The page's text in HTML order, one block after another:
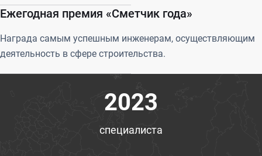
Ежегодная премия «Сметчик года»
Награда самым успешным инженерам, осуществляющим
деятельность в сфере строительства.
2023
специалиста